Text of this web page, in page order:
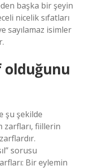
başka bir şeyin
nicelik sıfatları
sayılamaz isimler
şu şekilde
zarfları, fiillerin
sorusu
Bir eylemin